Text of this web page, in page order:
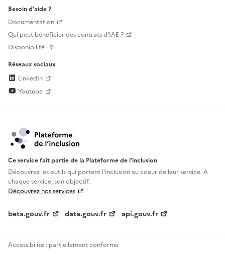
Besoin d'aide ?
Documentation
Qui peut bénéficier des contrats d'IAE ?
Disponibilité
Réseaux sociaux
LinkedIn
Youtube
Ce service fait partie de la Plateforme de l’inclusion
Découvrez les outils qui portent l'inclusion aucoeur de leur service. A
chaque service, son objectif.
Découvrez nos services
beta.gouv.fr data.gouv.fr api.gouv.fr
Accessibilité : partiellement conforme